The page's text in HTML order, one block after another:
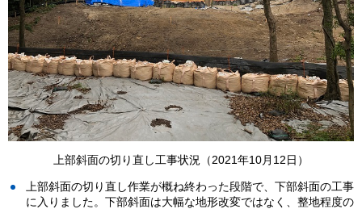
上部斜面の切り直し工事状況（2021年10月12日）
上部斜面の切り直し作業が概ね終わった段階で、下部斜面の工事
に入りました。下部斜面は大幅な地形改変ではなく、整地程度の